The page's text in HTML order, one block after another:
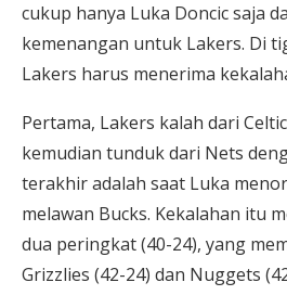
cukup hanya Luka Doncic saja
kemenangan untuk Lakers. Di
Lakers harus menerima
Pertama, Lakers kalah dari
kemudian tunduk dari Nets
terakhir adalah saat Luka
melawan Bucks. Kekalahan itu
dua peringkat (40-24), yang
Grizzlies (42-24) dan Nuggets